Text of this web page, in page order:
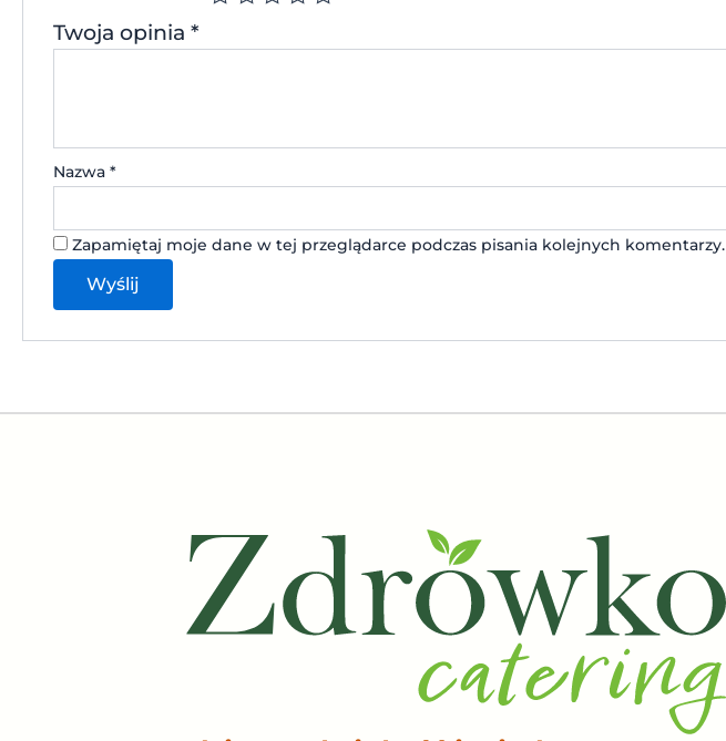
Twoja opinia *
Nazwa *
Zapamiętaj moje dane w tej przeglądarce podczas pisania kolejnych komentarzy.